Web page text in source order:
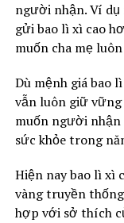
người nhận. Ví
gửi bao lì xì cao
muốn cha mẹ
Dù mệnh giá bao
vẫn luôn giữ vững
muốn người nhận
sức khỏe trong
Hiện nay bao lì xì
vàng truyền
hợp với sở thích